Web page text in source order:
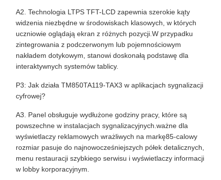
A2. Technologia LTPS TFT-LCD zapewnia szerokie kąty
widzenia niezbędne w środowiskach klasowych, w których
uczniowie oglądają ekran z różnych pozycji.W przypadku
zintegrowania z podczerwonym lub pojemnościowym
nakładem dotykowym, stanowi doskonałą podstawę dla
interaktywnych systemów tablicy.
P3: Jak działa TM850TA119-TAX3 w aplikacjach sygnalizacji
cyfrowej?
A3. Panel obsługuje wydłużone godziny pracy, które są
powszechne w instalacjach sygnalizacyjnych.ważne dla
wyświetlaczy reklamowych wrażliwych na markę85-calowy
rozmiar pasuje do najnowocześniejszych półek detalicznych,
menu restauracji szybkiego serwisu i wyświetlaczy informacji
w lobby korporacyjnym.